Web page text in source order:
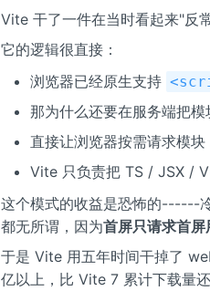
Vite 干了一件在当时看起来"反
它的逻辑很直接：
浏览器已经原生支持
那为什么还要在服务端把
直接让浏览器按需请求模
Vite 只负责把 TS / JSX /
这个模式的收益是恐怖的------
都无所谓，因为首屏只请求首
于是 Vite 用五年时间干掉了
亿以上，比 Vite 7 累计下载量还